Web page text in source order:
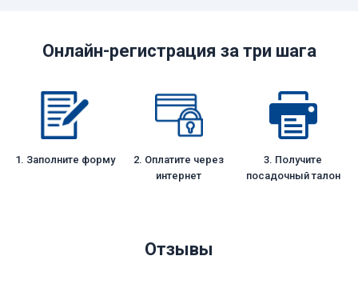
Онлайн-регистрация за три шага
1. Заполните форму
2. Оплатите через
интернет
3. Получите
посадочный талон
Отзывы